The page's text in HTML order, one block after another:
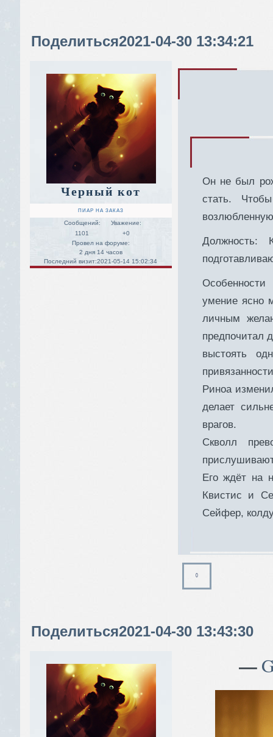
Поделиться2021-04-30 13:34:21
Черный кот
ПИАР НА ЗАКАЗ
Сообщений:
1101
Уважение:
+0
Провел на форуме:
2 дня 14 часов
Последний визит:2021-05-14 15:02:34
Он не был
стать.
Должность:
Особенности
умение ясно
личным
предпочитал
выстоять
Риноа
делает
врагов.
Скволл
Его ждёт на
Квистис и
Сейфер,
0
Поделиться2021-04-30 13:43:30
—